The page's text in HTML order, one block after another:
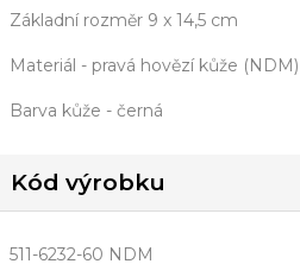
Základní rozměr 9 x 14,5 cm
Materiál - pravá hovězí kůže (NDM)
Barva kůže - černá
Kód výrobku
511-6232-60 NDM